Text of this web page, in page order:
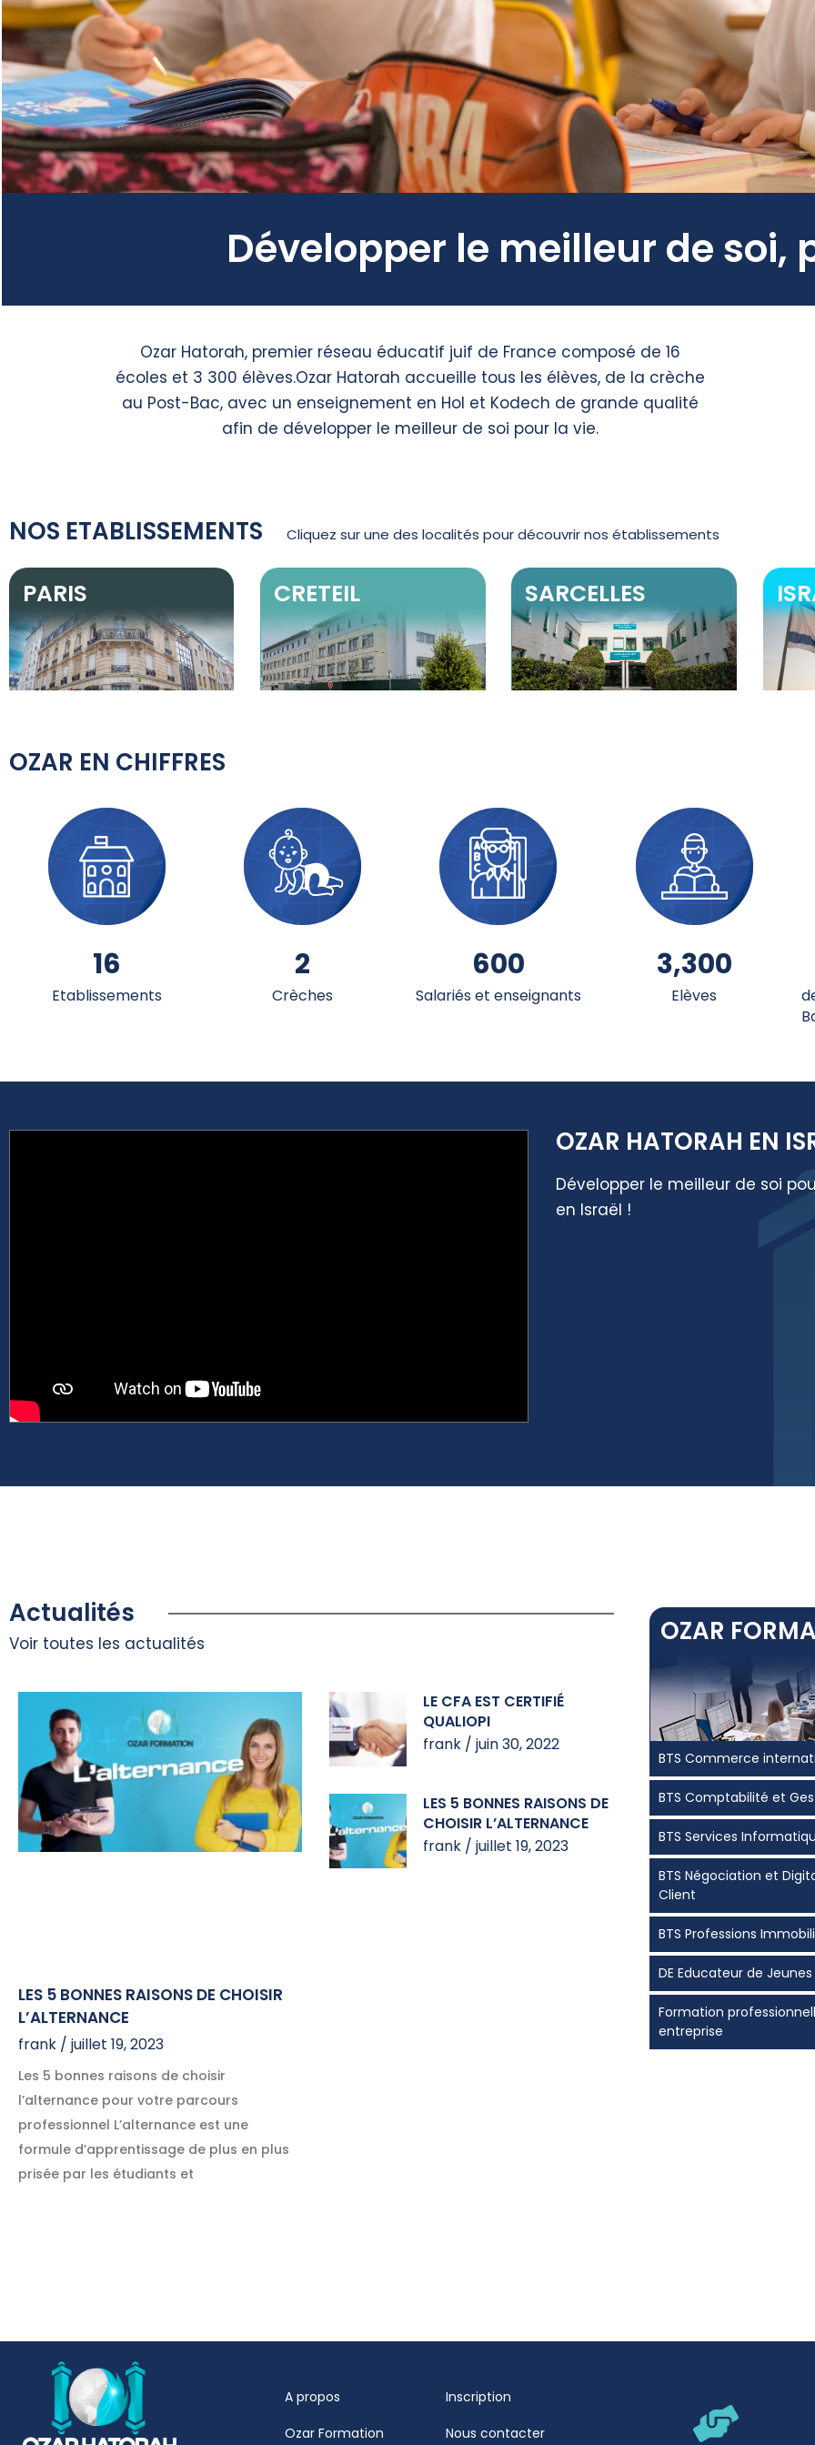
Développer le meilleur de soi,
Ozar Hatorah, premier réseau éducatif juif de France composé de 16
écoles et 3 300 élèves.Ozar Hatorah accueille tous les élèves, de la crèche
au Post-Bac, avec un enseignement en Hol et Kodech de grande qualité
afin de développer le meilleur de soi pour la vie.
NOS ETABLISSEMENTS Cliquez sur une des localités pour découvrir nos établissements
PARIS CRETEIL SARCELLES
OZAR EN CHIFFRES
Etablissements
16
Crèches
2
Salariés et enseignants
600
Elèves
3,300
OZAR HATORAH EN
Développer le meilleur de soi
en Israël !
Actualités
Voir toutes les actualités
LES 5 BONNES RAISONS DE CHOISIR
L’ALTERNANCE
frank juillet 19, 2023
Les 5 bonnes raisons de choisir
l’alternance pour votre parcours
professionnel L’alternance est une
formule d’apprentissage de plus en plus
prisée par les étudiants et
LE CFA EST CERTIFIÉ
QUALIOPI
frank
juin 30, 2022
LES 5 BONNES RAISONS DE
CHOISIR L’ALTERNANCE
frank
juillet 19, 2023
OZAR
BTS Commerce
BTS Comptabilité et
BTS Services
BTS Négociation et
Client
BTS Professions
DE Educateur de
Formation
entreprise
A propos
Inscription
Ozar Formation
Nous contacter